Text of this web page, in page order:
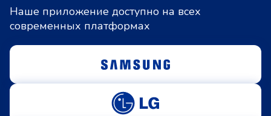
Наше приложение доступно на всех
современных платформах